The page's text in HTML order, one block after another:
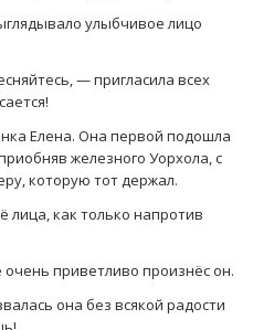
улыбчивое лицо
— пригласила всех
Елена. Она первой подошла
железного Уорхола, с
которую тот держал.
лица, как только напротив
приветливо произнёс он.
она без всякой радости